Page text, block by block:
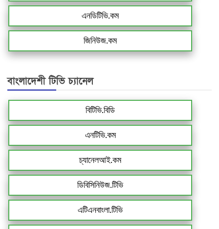
এনডিটিভি.কম
জিনিউজ.কম
বাংলাদেশী টিভি চ্যানেল
বিটিভি.বিডি
এনটিভি.কম
চ্যানেলআই.কম
ডিবিসিনিউজ.টিভি
এটিএনবাংলা.টিভি